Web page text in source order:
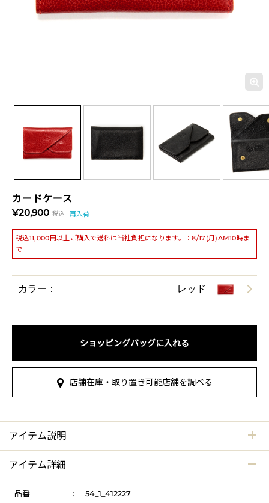
カードケース
¥20,900 税込 再入荷
税込11,000円以上ご購入で送料は当社負担になります。：8/17(月)AM10時ま
で
カラー： レッド
ショッピングバッグに入れる
店舗在庫・取り置き可能店舗を調べる
アイテム説明
アイテム詳細
品番 :
54_1_412227